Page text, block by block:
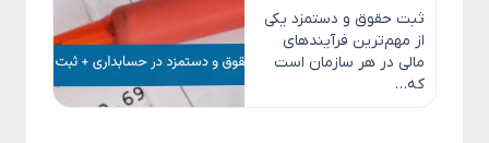
ثبت حقوق و دستمزد یکی
از مهم‌ترین فرآیندهای
مالی در هر سازمان است
که…